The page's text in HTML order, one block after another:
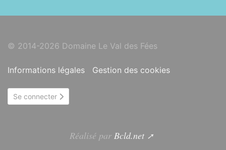
© 2014-2026 Domaine Le Val des Fées
Informations légales Gestion des cookies
Se connecter
Réalisé par Bcld.net